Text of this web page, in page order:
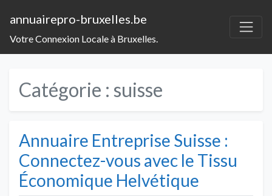
annuairepro-bruxelles.be
Votre Connexion Locale à Bruxelles.
Catégorie : suisse
Annuaire Entreprise Suisse :
Connectez-vous avec le Tissu
Économique Helvétique